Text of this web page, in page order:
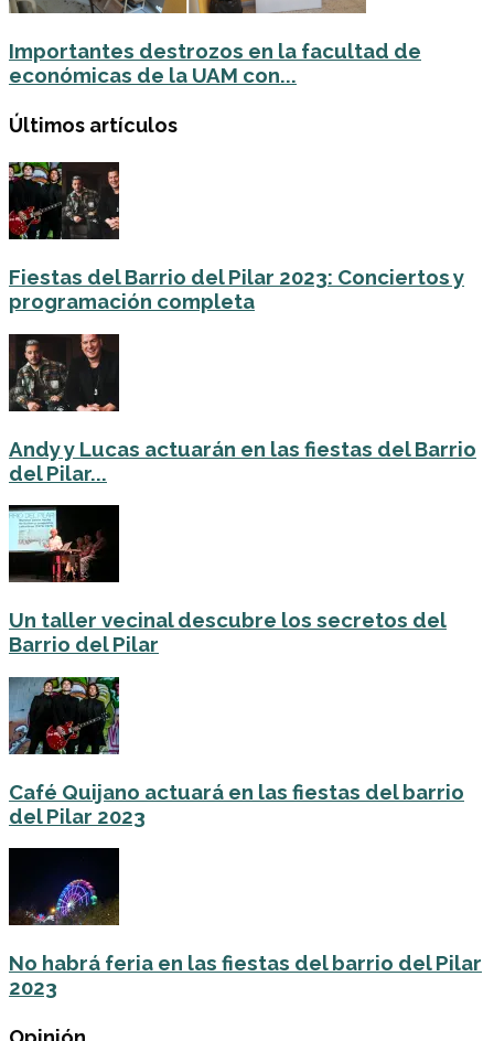
Importantes destrozos en la facultad de
económicas de la UAM con...
Últimos artículos
Fiestas del Barrio del Pilar 2023: Conciertos y
programación completa
Andy y Lucas actuarán en las fiestas del Barrio
del Pilar...
Un taller vecinal descubre los secretos del
Barrio del Pilar
Café Quijano actuará en las fiestas del barrio
del Pilar 2023
No habrá feria en las fiestas del barrio del Pilar
2023